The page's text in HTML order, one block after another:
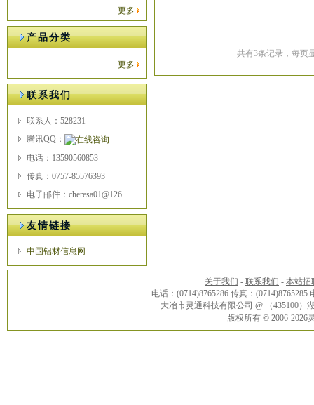
更多
产品分类
更多
联系我们
联系人：528231
腾讯QQ：
电话：13590560853
传真：0757-85576393
电子邮件：cheresa01@126.com
友情链接
中国铝材信息网
共有3条记录，每页
关于我们 - 联系我们 - 本站招
电话：(0714)8765286 传真：(0714)8765285
大冶市灵通科技有限公司 @ （435100
版权所有 © 2006-2026